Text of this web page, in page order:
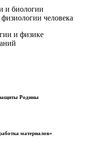
и биологии
человека
и физике
защиты Родины
материалов»